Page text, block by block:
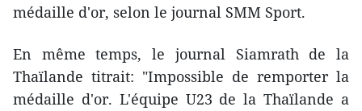
médaille d'or, selon le journal SMM Sport.
En même temps, le journal Siamrath de la
Thaïlande titrait: "Impossible de remporter la
médaille d'or. L'équipe U23 de la Thaïlande a